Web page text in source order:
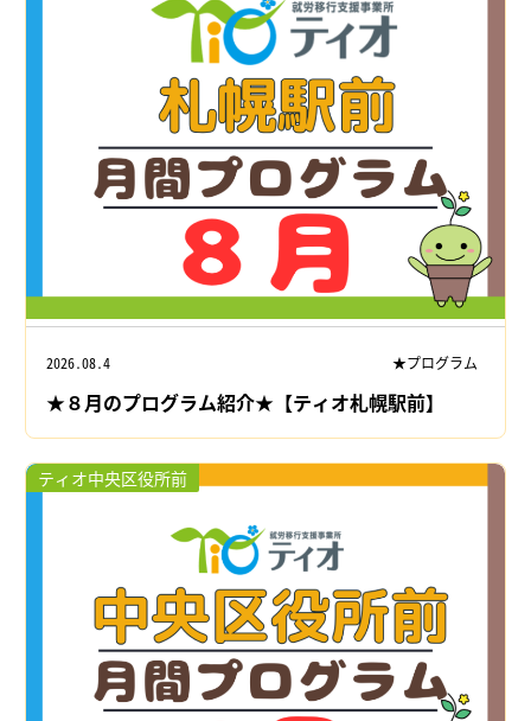
2026.08.4 ★プログラム
★８月のプログラム紹介★【ティオ札幌駅前】
ティオ中央区役所前